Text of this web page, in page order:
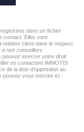
dans un fichier
contact. Elles sont
relation client dans le respect
à nos conseillers
pouvez exercer votre droit
en contactant IMMOTIS
de la liste d'opposition au
pouvez vous inscrire ici :